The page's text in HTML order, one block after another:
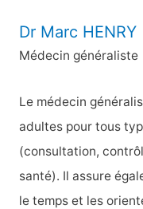
Dr Marc HENRY
Médecin généraliste
Le médecin
adultes pour tous
(consultation,
santé). Il assure
le temps et les